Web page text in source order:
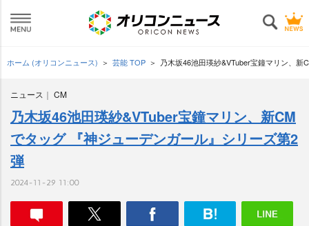
ホーム (オリコンニュース) 芸能 TOP 乃木坂46池田瑛紗&VTuber宝鐘マリン、
ニュース CM
乃木坂46池田瑛紗&VTuber宝鐘マリン、新CM
でタッグ 『神ジューデンガール』シリーズ第2
弾
2024-11-29 11:00